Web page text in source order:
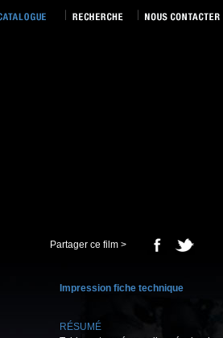
Partager ce film >
Impression fiche technique
RÉSUMÉ